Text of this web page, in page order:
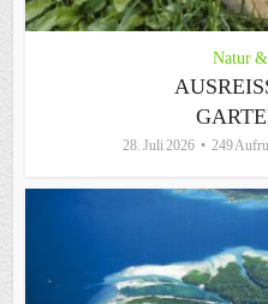
Natur
28. Juli 2026 249